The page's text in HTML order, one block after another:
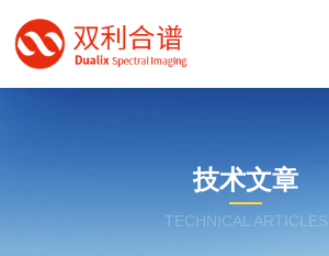
技术文章
TECHNICAL ARTICLES